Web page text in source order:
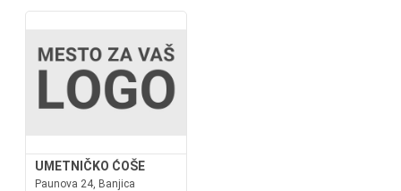
UMETNIČKO ĆOŠE
Paunova 24, Banjica